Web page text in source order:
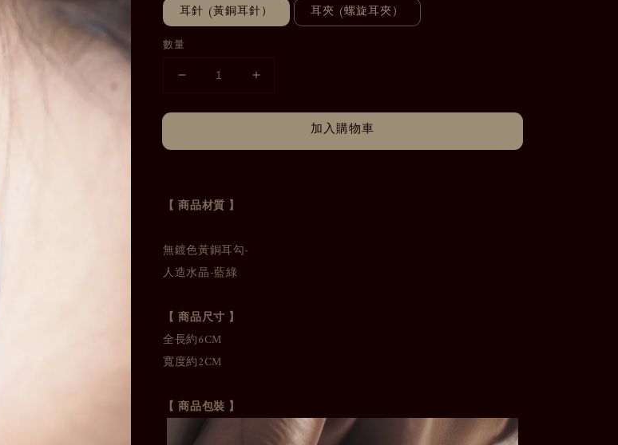
耳針 (黃銅耳針） 耳夾 (螺旋耳夾）
數量
加入購物車
【 商品材質 】
無鍍色黃銅耳勾-
人造水晶-藍綠
【 商品尺寸 】
全長約6CM
寬度約2CM
【 商品包裝 】